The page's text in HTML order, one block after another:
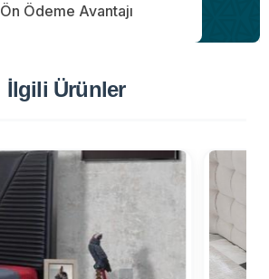
Ön Ödeme Avantajı
İlgili Ürünler